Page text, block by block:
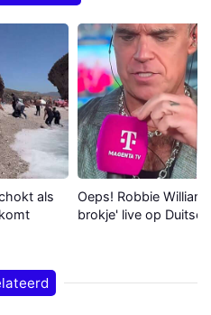
als
Oeps! Robbie
brokje' live op Duitse